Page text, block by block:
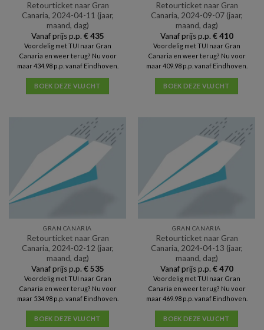
Retourticket naar Gran
Canaria, 2024-04-11 (jaar,
maand, dag)
Vanaf prijs p.p. €435
Voordelig met TUI naar Gran
Canaria en weer terug? Nu voor
maar 434.98 p.p. vanaf Eindhoven.
BOEK DEZE VLUCHT
Retourticket naar Gran
Canaria, 2024-09-07 (jaar,
maand, dag)
Vanaf prijs p.p. €410
Voordelig met TUI naar Gran
Canaria en weer terug? Nu voor
maar 409.98 p.p. vanaf Eindhoven.
BOEK DEZE VLUCHT
GRAN CANARIA
Retourticket naar Gran
Canaria, 2024-02-12 (jaar,
maand, dag)
Vanaf prijs p.p. €535
Voordelig met TUI naar Gran
Canaria en weer terug? Nu voor
maar 534.98 p.p. vanaf Eindhoven.
BOEK DEZE VLUCHT
GRAN CANARIA
Retourticket naar Gran
Canaria, 2024-04-13 (jaar,
maand, dag)
Vanaf prijs p.p. €470
Voordelig met TUI naar Gran
Canaria en weer terug? Nu voor
maar 469.98 p.p. vanaf Eindhoven.
BOEK DEZE VLUCHT